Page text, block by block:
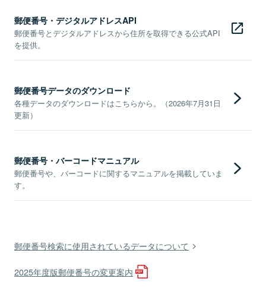
郵便番号・デジタルアドレスAPI
郵便番号とデジタルアドレスから住所を取得できる公式API
を提供。
郵便番号データのダウンロード
各種データのダウンロードはこちらから。（2026年7月31日
更新）
郵便番号・バーコードマニュアル
郵便番号や、バーコードに関するマニュアルを掲載していま
す。
郵便番号検索に使用されているデータについて
2025年度版郵便番号の変更案内